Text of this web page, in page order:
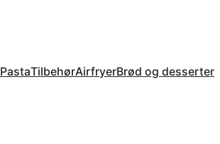
PastaTilbehørAirfryerBrød og desserter